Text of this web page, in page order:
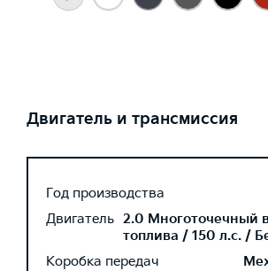
Двигатель и трансмиссия
Год производства
Двигатель 2.0 Многоточечный
топлива / 150 л.с. /
Коробка передач